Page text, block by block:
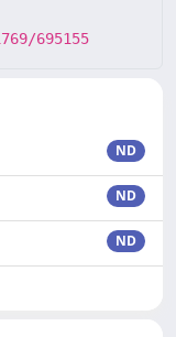
695155
ND
ND
ND